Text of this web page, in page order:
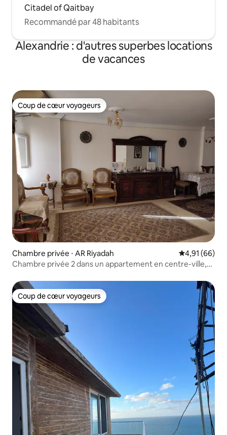
Citadel of Qaitbay
Recommandé par 48 habitants
Alexandrie : d'autres superbes locations
de vacances
Coup de cœur voyageurs
Coup de cœur voyageurs
Chambre privée ⋅ AR Riyadah Évaluation
4,91 (66)
Chambre privée 2 dans un appartement en centre-ville,
Coup de cœur voyageurs
Coup de cœur voyageurs